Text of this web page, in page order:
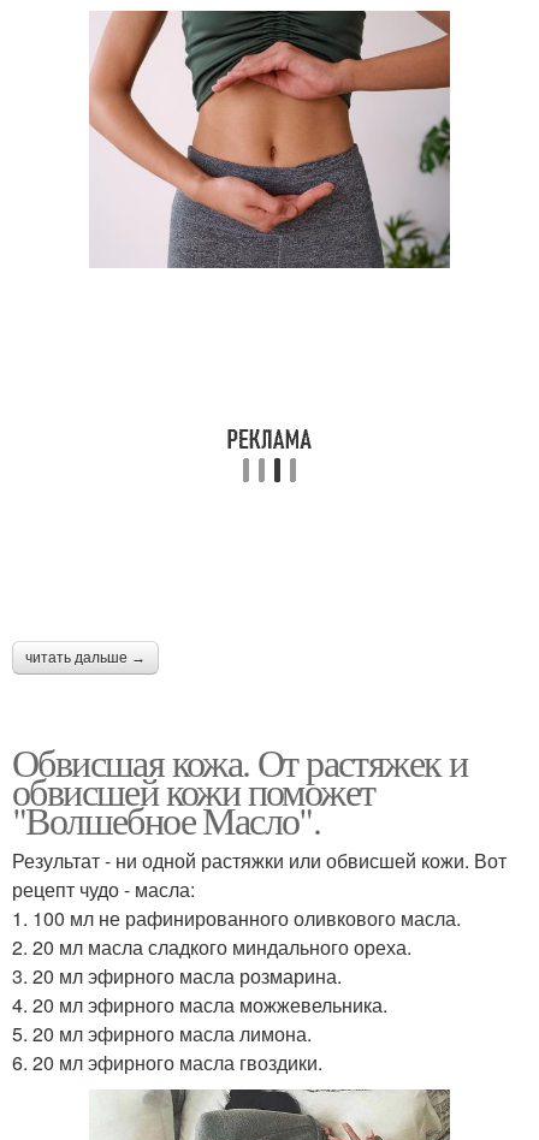
читать дальше →
Обвисшая кожа. От растяжек и
обвисшей кожи поможет
"Волшебное Масло".
Результат - ни одной растяжки или обвисшей кожи. Вот
рецепт чудо - масла:
1. 100 мл не рафинированного оливкового масла.
2. 20 мл масла сладкого миндального ореха.
3. 20 мл эфирного масла розмарина.
4. 20 мл эфирного масла можжевельника.
5. 20 мл эфирного масла лимона.
6. 20 мл эфирного масла гвоздики.